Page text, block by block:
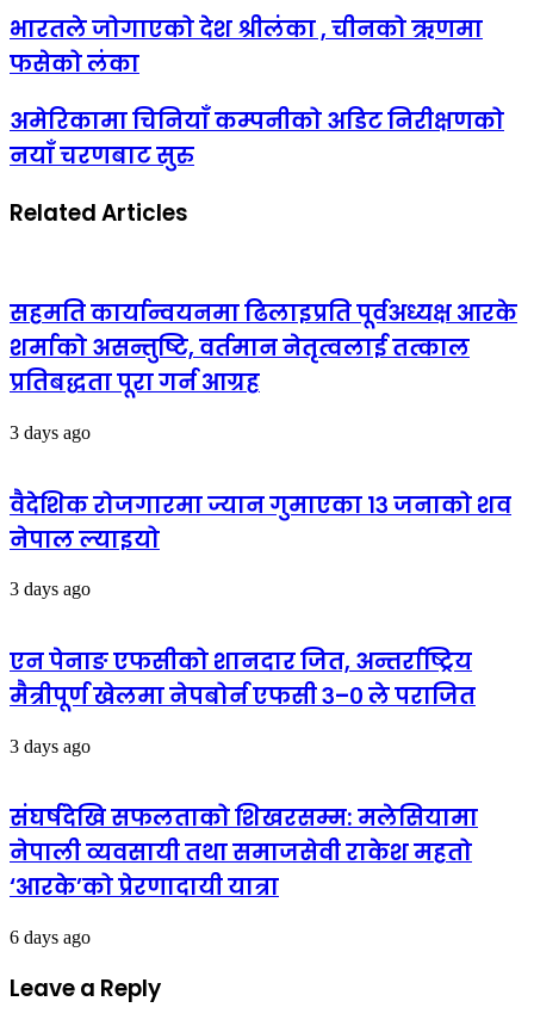
भारतले जोगाएको देश श्रीलंका , चीनको ऋणमा
फसेको लंका
अमेरिकामा चिनियाँ कम्पनीको अडिट निरीक्षणको
नयाँ चरणबाट सुरु
Related Articles
सहमति कार्यान्वयनमा ढिलाइप्रति पूर्वअध्यक्ष आरके
शर्माको असन्तुष्टि, वर्तमान नेतृत्वलाई तत्काल
प्रतिबद्धता पूरा गर्न आग्रह
3 days ago
वैदेशिक रोजगारमा ज्यान गुमाएका १३ जनाको शव
नेपाल ल्याइयो
3 days ago
एन पेनाङ एफसीको शानदार जित, अन्तर्राष्ट्रिय
मैत्रीपूर्ण खेलमा नेपबोर्न एफसी ३–० ले पराजित
3 days ago
संघर्षदेखि सफलताको शिखरसम्म: मलेसियामा
नेपाली व्यवसायी तथा समाजसेवी राकेश महतो
‘आरके’को प्रेरणादायी यात्रा
6 days ago
Leave a Reply